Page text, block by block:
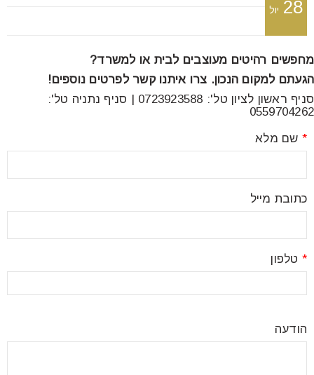
28 יול
מחפשים רהיטים מעוצבים לבית או למשרד?
הגעתם למקום הנכון. צרו איתנו קשר לפרטים נוספים!
סניף ראשון לציון טל': 0723923588 | סניף נתניה טל':
0559704262
*
כתובת מייל
*
הודעה
font_download סמן קישורים
לאפס
כל
cached